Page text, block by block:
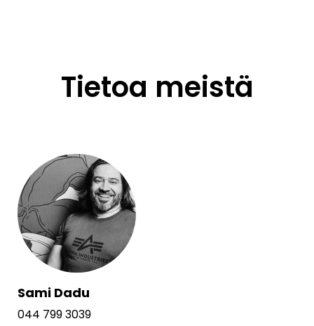
Tietoa meistä
Sami Dadu
044 799 3039